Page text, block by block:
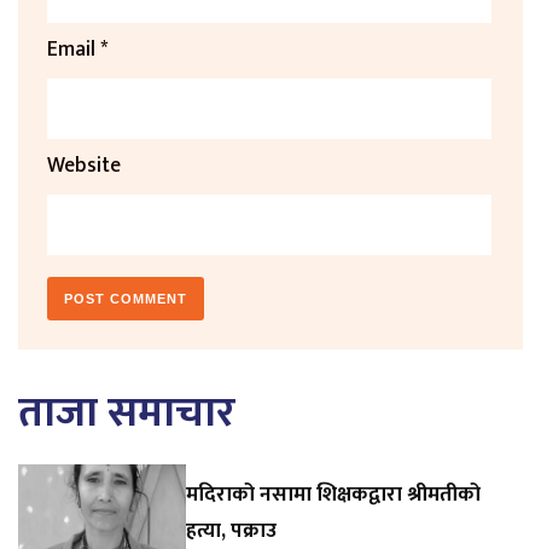
Email*
Website
ताजा समाचार
मदिराको नसामा शिक्षकद्वारा श्रीमतीको
हत्या, पक्राउ